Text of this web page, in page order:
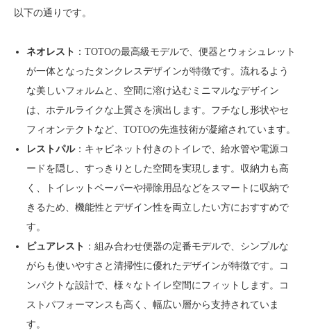
以下の通りです。
ネオレスト ：TOTOの最高級モデルで、便器とウォシュレット
が一体となったタンクレスデザインが特徴です。流れるよう
な美しいフォルムと、空間に溶け込むミニマルなデザイン
は、ホテルライクな上質さを演出します。フチなし形状やセ
フィオンテクトなど、TOTOの先進技術が凝縮されています。
レストパル：キャビネット付きのトイレで、給水管や電源コ
ードを隠し、すっきりとした空間を実現します。収納力も高
く、トイレットペーパーや掃除用品などをスマートに収納で
きるため、機能性とデザイン性を両立したい方におすすめで
す。
ピュアレスト ：組み合わせ便器の定番モデルで、シンプルな
がらも使いやすさと清掃性に優れたデザインが特徴です。コ
ンパクトな設計で、様々なトイレ空間にフィットします。コ
ストパフォーマンスも高く、幅広い層から支持されていま
す。